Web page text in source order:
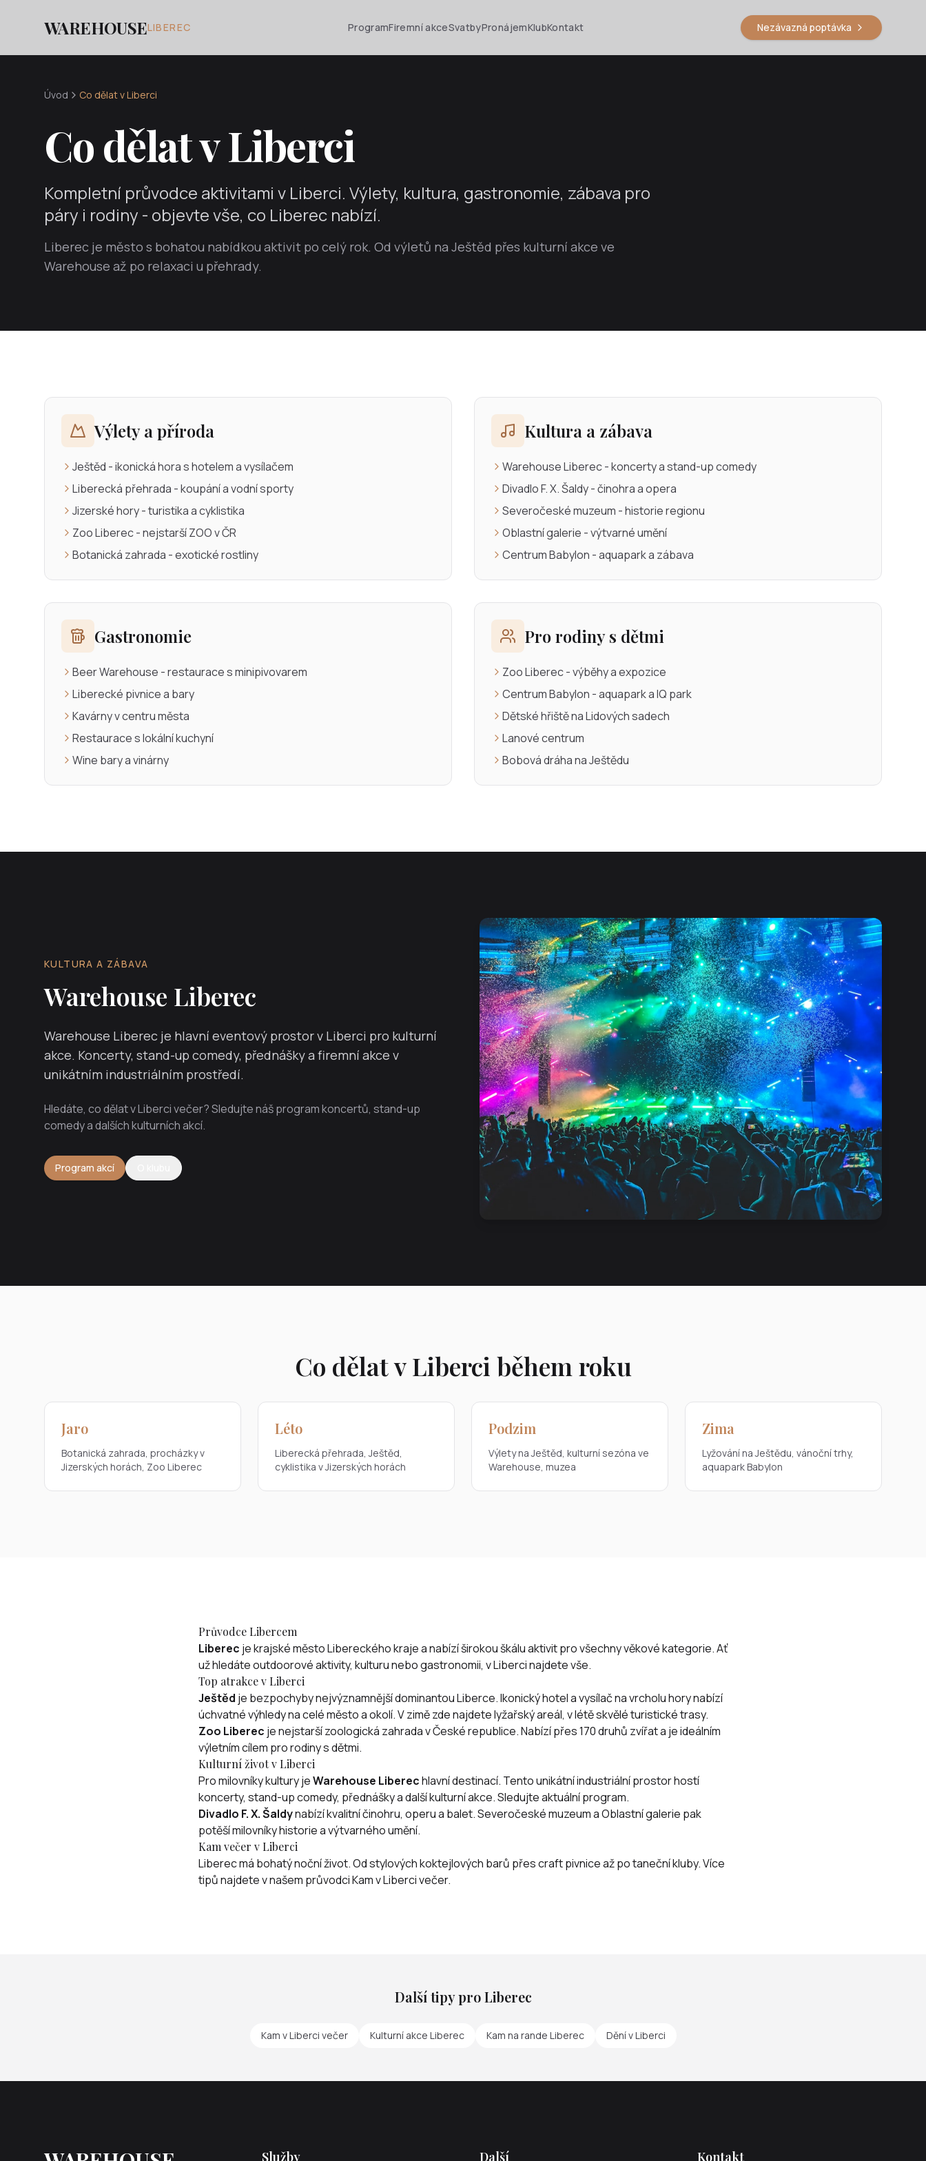
WAREHOUSELIBEREC ProgramFiremní akceSvatbyPronájemKlubKontakt Nezávazná poptávka
Úvod Co dělat v Liberci
Co dělat v Liberci
Kompletní průvodce aktivitami v Liberci. Výlety, kultura, gastronomie, zábava pro
páry i rodiny - objevte vše, co Liberec nabízí.
Liberec je město s bohatou nabídkou aktivit po celý rok. Od výletů na Ještěd přes kulturní akce ve
Warehouse až po relaxaci u přehrady.
Výlety a příroda
Ještěd - ikonická hora s hotelem a vysílačem
Liberecká přehrada - koupání a vodní sporty
Jizerské hory - turistika a cyklistika
Zoo Liberec - nejstarší ZOO v ČR
Botanická zahrada - exotické rostliny
Kultura a zábava
Warehouse Liberec - koncerty a stand-up comedy
Divadlo F. X. Šaldy - činohra a opera
Severočeské muzeum - historie regionu
Oblastní galerie - výtvarné umění
Centrum Babylon - aquapark a zábava
Gastronomie
Beer Warehouse - restaurace s minipivovarem
Liberecké pivnice a bary
Kavárny v centru města
Restaurace s lokální kuchyní
Wine bary a vinárny
Pro rodiny s dětmi
Zoo Liberec - výběhy a expozice
Centrum Babylon - aquapark a IQ park
Dětské hřiště na Lidových sadech
Lanové centrum
Bobová dráha na Ještědu
KULTURA A ZÁBAVA
Warehouse Liberec
Warehouse Liberec je hlavní eventový prostor v Liberci pro kulturní
akce. Koncerty, stand-up comedy, přednášky a firemní akce v
unikátním industriálním prostředí.
Hledáte, co dělat v Liberci večer? Sledujte náš program koncertů, stand-up
comedy a dalších kulturních akcí.
Program akcí
Co dělat v Liberci během roku
Jaro
Botanická zahrada, procházky v
Jizerských horách, Zoo Liberec
Léto
Liberecká přehrada, Ještěd,
cyklistika v Jizerských horách
Podzim
Výlety na Ještěd, kulturní sezóna ve
Warehouse, muzea
Zima
Lyžování na Ještědu, vánoční trhy,
aquapark Babylon
Průvodce Libercem
Liberec je krajské město Libereckého kraje a nabízí širokou škálu aktivit pro všechny věkové kategorie. Ať
už hledáte outdoorové aktivity, kulturu nebo gastronomii, v Liberci najdete vše.
Top atrakce v Liberci
Ještěd je bezpochyby nejvýznamnější dominantou Liberce. Ikonický hotel a vysílač na vrcholu hory nabízí
úchvatné výhledy na celé město a okolí. V zimě zde najdete lyžařský areál, v létě skvělé turistické trasy.
Zoo Liberec je nejstarší zoologická zahrada v České republice. Nabízí přes 170 druhů zvířat a je ideálním
výletním cílem pro rodiny s dětmi.
Kulturní život v Liberci
Pro milovníky kultury jeWarehouse Liberechlavní destinací. Tento unikátní industriální prostor hostí
koncerty, stand-up comedy, přednášky a další kulturní akce. Sledujteaktuální program.
Divadlo F. X. Šaldynabízí kvalitní činohru, operu a balet. Severočeské muzeum a Oblastní galerie pak
potěší milovníky historie a výtvarného umění.
Kam večer v Liberci
Liberec má bohatý noční život. Od stylových koktejlových barů přes craft pivnice až po taneční kluby. Více
tipů najdete v našem průvodciKam v Liberci večer.
Další tipy pro Liberec
Kam v Liberci večer Kulturní akce Liberec Kam na rande Liberec Dění v Liberci
Služby Další Kontakt